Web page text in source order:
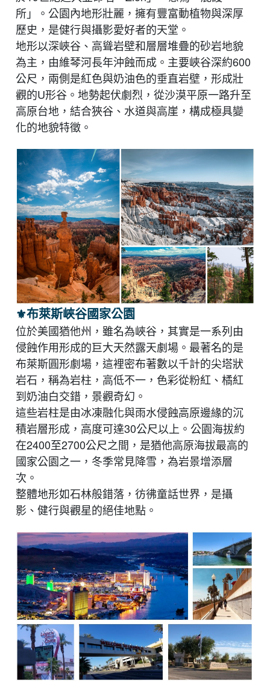
所」。公園內地形壯麗，擁有豐富動植物與深厚
歷史，是健行與攝影愛好者的天堂。
地形以深峽谷、高聳岩壁和層層堆疊的砂岩地貌
為主，由維琴河長年沖蝕而成。主要峽谷深約600
公尺，兩側是紅色與奶油色的垂直岩壁，形成壯
觀的U形谷。地勢起伏劇烈，從沙漠平原一路升至
高原台地，結合狹谷、水道與高崖，構成極具變
化的地貌特徵。
⚜︎布萊斯峽谷國家公園
位於美國猶他州，雖名為峽谷，其實是一系列由
侵蝕作用形成的巨大天然露天劇場。最著名的是
布萊斯圓形劇場，這裡密布著數以千計的尖塔狀
岩石，稱為岩柱，高低不一，色彩從粉紅、橘紅
到奶油白交錯，景觀奇幻。
這些岩柱是由冰凍融化與雨水侵蝕高原邊緣的沉
積岩層形成，高度可達30公尺以上。公園海拔約
在2400至2700公尺之間，是猶他高原海拔最高的
國家公園之一，冬季常見降雪，為岩景增添層
次。
整體地形如石林般錯落，彷彿童話世界，是攝
影、健行與觀星的絕佳地點。